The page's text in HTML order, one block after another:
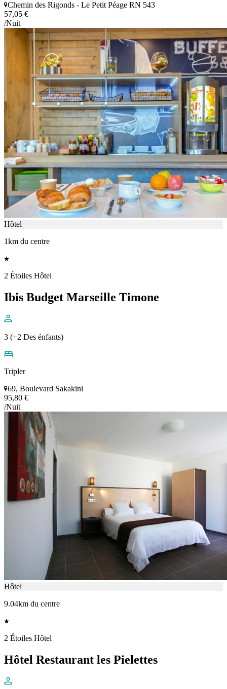
Chemin des Rigonds - Le Petit Péage RN 543
57,05 €
/Nuit
Hôtel
1km du centre
2 Étoiles Hôtel
Ibis Budget Marseille Timone
3 (+2 Des énfants)
Tripler
69, Boulevard Sakakini
95,80 €
/Nuit
Hôtel
9.04km du centre
2 Étoiles Hôtel
Hôtel Restaurant les Pielettes